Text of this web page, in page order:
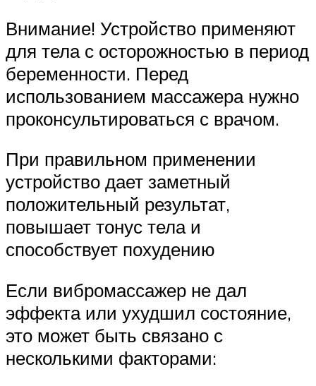
Внимание! Устройство применяют
для тела с осторожностью в период
беременности. Перед
использованием массажера нужно
проконсультироваться с врачом.
При правильном применении
устройство дает заметный
положительный результат,
повышает тонус тела и
способствует похудению
Если вибромассажер не дал
эффекта или ухудшил состояние,
это может быть связано с
несколькими факторами: